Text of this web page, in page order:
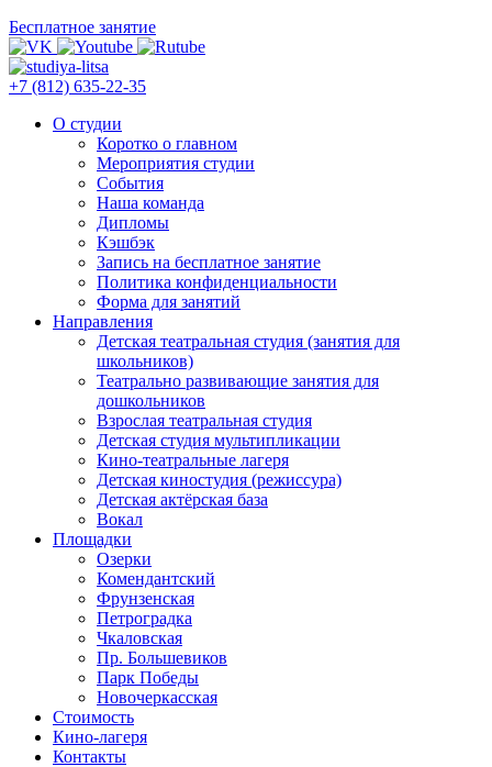
Бесплатное занятие
+7 (812) 635-22-35
О студии
Коротко о главном
Мероприятия студии
События
Наша команда
Дипломы
Кэшбэк
Запись на бесплатное занятие
Политика конфиденциальности
Форма для занятий
Направления
Детская театральная студия (занятия для
школьников)
Театрально развивающие занятия для
дошкольников
Взрослая театральная студия
Детская студия мультипликации
Кино-театральные лагеря
Детская киностудия (режиссура)
Детская актёрская база
Вокал
Площадки
Озерки
Комендантский
Фрунзенская
Петроградка
Чкаловская
Пр. Большевиков
Парк Победы
Новочеркасская
Стоимость
Кино-лагеря
Контакты